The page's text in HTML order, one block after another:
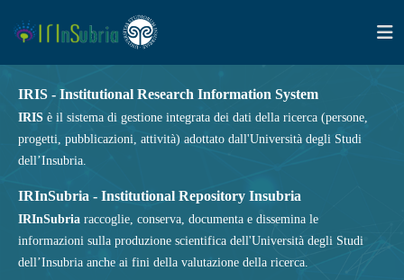
IRIS - Institutional Research Information System
IRIS è il sistema di gestione integrata dei dati della ricerca (persone,
progetti, pubblicazioni, attività) adottato dall'Università degli Studi
dell’Insubria.
IRInSubria - Institutional Repository Insubria
IRInSubria raccoglie, conserva, documenta e dissemina le
informazioni sulla produzione scientifica dell'Università degli Studi
dell’Insubria anche ai fini della valutazione della ricerca.